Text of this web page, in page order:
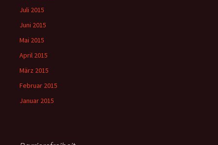
Juli 2015
Juni 2015
Mai 2015
April 2015
März 2015
Februar 2015
Januar 2015